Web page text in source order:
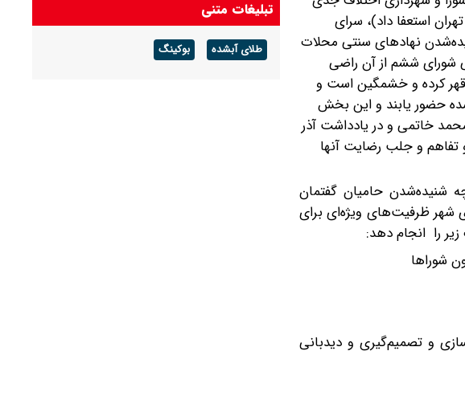
استعفا‌ داد)، سرای
نهادهای سنتی محلات
ششم از آن راضی
قهر کرده و خشمگین است و
حضور یابند و این بخش
خاتمی و در یادداشت آذر
تفاهم و جلب رضایت آنها
شنیده‌شدن حامیان گفتمان
شهر ظرفیت‌های ویژه‌ای برای
را انجام دهد:
شوراها
و تصمیم‌گیری و دیدبانی
تبلیغات متنی
طلای آبشده بوکینگ